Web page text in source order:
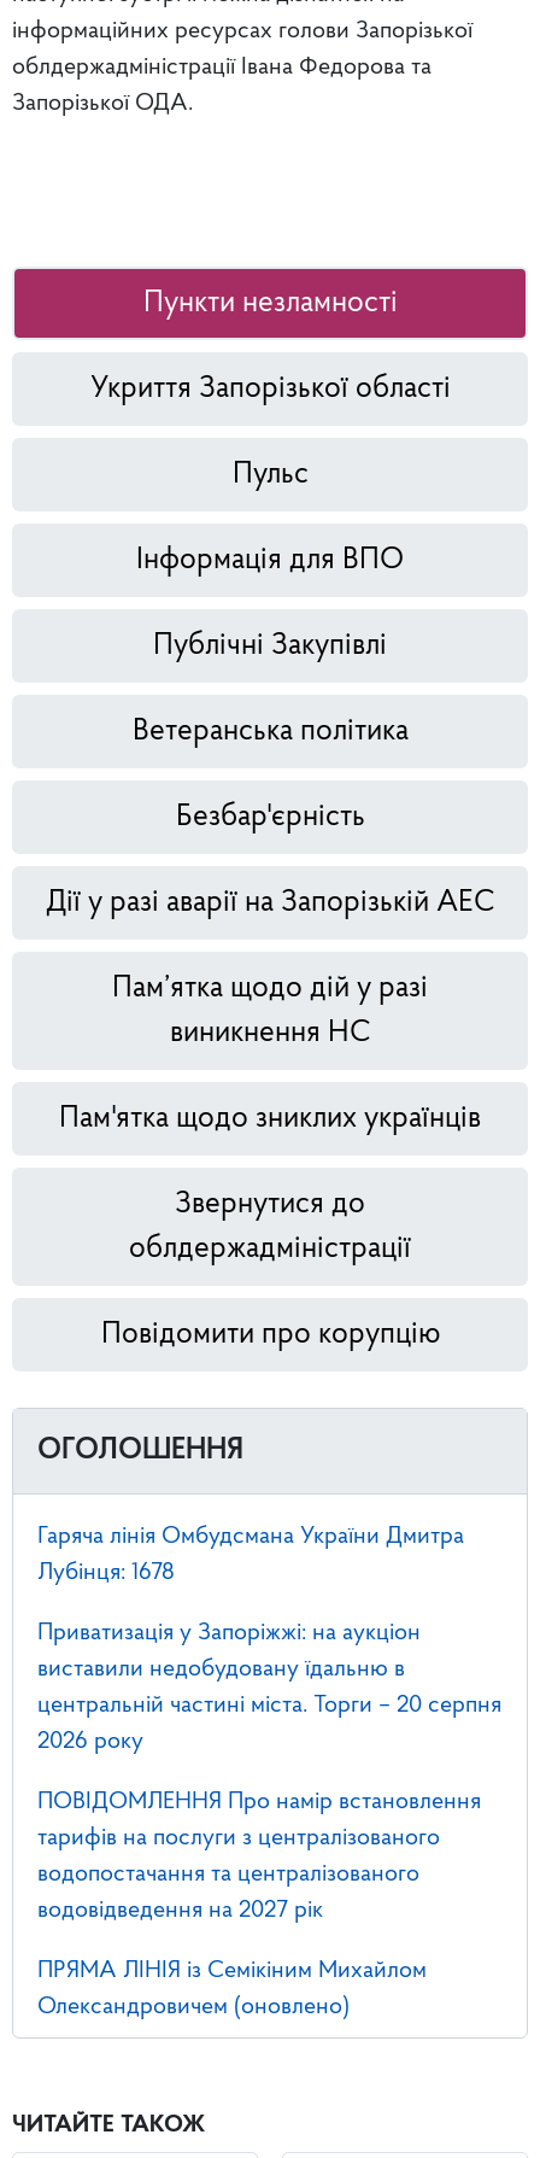
інформаційних ресурсах голови Запорізької
облдержадміністрації Івана Федорова та
Запорізької ОДА.
Пункти незламності
Укриття Запорізької області
Пульс
Інформація для ВПО
Публічні Закупівлі
Ветеранська політика
Безбар'єрність
Дії у разі аварії на Запорізькій АЕС
Пам’ятка щодо дій у разі
виникнення НС
Пам'ятка щодо зниклих українців
Звернутися до
облдержадміністрації
Повідомити про корупцію
ОГОЛОШЕННЯ
Гаряча лінія Омбудсмана України Дмитра
Лубінця: 1678
Приватизація у Запоріжжі: на аукціон
виставили недобудовану їдальню в
центральній частині міста. Торги – 20 серпня
2026 року
ПОВІДОМЛЕННЯ Про намір встановлення
тарифів на послуги з централізованого
водопостачання та централізованого
водовідведення на 2027 рік
ПРЯМА ЛІНІЯ із Семікіним Михайлом
Олександровичем (оновлено)
ЧИТАЙТЕ ТАКОЖ